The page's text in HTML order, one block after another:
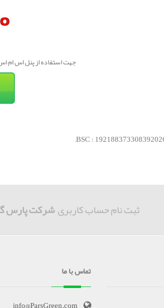
جهت استفاده از پنل اس ام اس عدد 2000 را به 10001391 پیامک کنید یا از لینک
ثبت نام حساب کاربریشرکت پارس
تماس با ما